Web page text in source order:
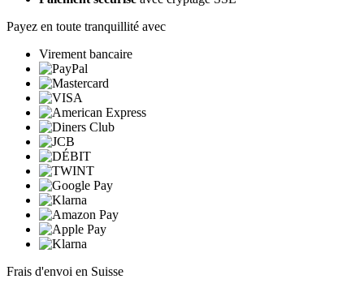
Payez en toute tranquillité avec
Virement bancaire
Frais d'envoi en Suisse